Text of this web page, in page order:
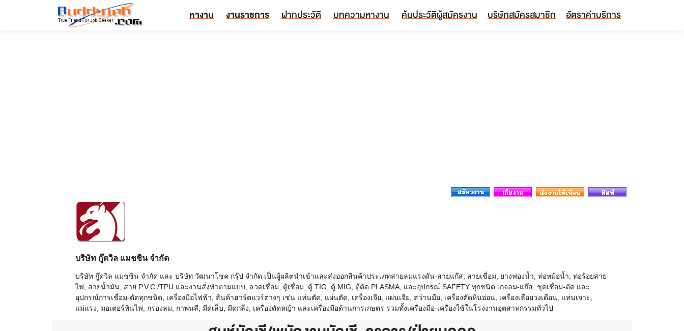
หางาน งานราชการ ฝากประวัติ บทความหางาน ค้นประวัติผู้สมัครงาน บริษัทสมัครสมาชิก อัตราค่าบริการ
บริษัท กู๊ดวิล แมชชิน จำกัด
บริษัท กู๊ดวิล แมชชิน จำกัด และ บริษัท วัฒนาโชค กรุ๊ป จำกัด เป็นผู้ผลิตนำเข้าและส่งออกสินค้าประเภทสายลมแรงดัน-สายแก๊ส, สายเชื่อม, ยางฟองน้ำ, ท่อหม้อน้ำ, ท่อร้อยสาย
ไฟ, สายน้ำมัน, สาย P.V.C./TPU และงานสั่งทำตามแบบ, ลวดเชื่อม, ตู้เชื่อม, ตู้ TIG, ตู้ MIG, ตู้ตัด PLASMA, และอุปกรณ์ SAFETY ทุกชนิด เกจลม-แก๊ส, ชุดเชื่อม-ตัด และ
อุปกรณ์การเชื่อม-ตัดทุกชนิด, เครื่องมือไฟฟ้า, สินค้าฮาร์ตแวร์ต่างๆ เช่น แท่นตัด, แผ่นตัด, เครื่องเจีย, แผ่นเจีย, สว่านมือ, เครื่องตัดหินอ่อน, เครื่องเลื่อยวงเดือน, แท่นเจาะ,
แม่แรง, มอเตอร์หินไฟ, กรองลม, กาพ่นสี, มีดเล็บ, มีดกลึง, เครื่องตัดหญ้า และเครื่องมือด้านการเกษตร รวมทั้งเครื่องมือ-เครื่องใช้ในโรงงานอุตสาหกรรมทั่วไป